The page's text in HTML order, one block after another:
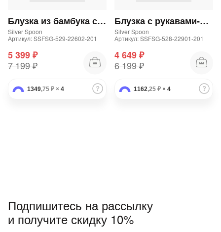
Блузка из бамбука со струящимися рукавами
Silver Spoon
Артикул: SSFSG-529-22602-201
5 399 ₽
7 199 ₽
1349,75 ₽ × 4
Блузка с рукавами-фонариками
Silver Spoon
Артикул: SSFSG-528-22901-201
4 649 ₽
6 199 ₽
1162,25 ₽ × 4
Подпишитесь на рассылку
и получите скидку 10%